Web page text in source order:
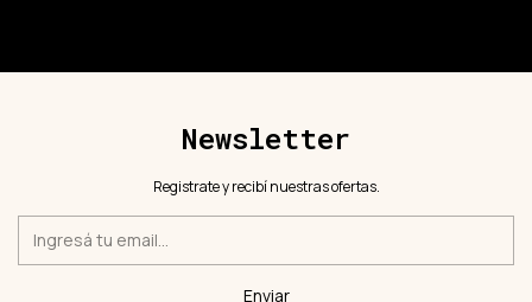
Newsletter
Registrate y recibí nuestras ofertas.